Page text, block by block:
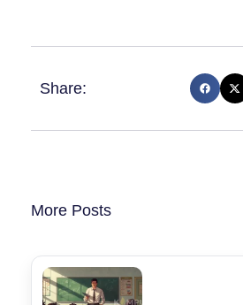
Share:
More Posts